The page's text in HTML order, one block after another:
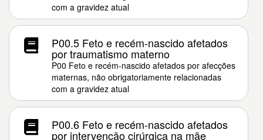
com a gravidez atual
P00.5 Feto e recém-nascido afetados
por traumatismo materno
P00 Feto e recém-nascido afetados por afecções
maternas, não obrigatoriamente relacionadas
com a gravidez atual
P00.6 Feto e recém-nascido afetados
por intervenção cirúrgica na mãe